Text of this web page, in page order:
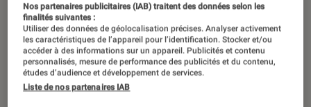
Bose Sleepbuds, une alternative aux
boules Quies
ACTU
Objets connectés • 19 nov. 2018
Nos partenaires publicitaires (IAB) traitent des données selon les
finalités suivantes :
Utiliser des données de géolocalisation précises. Analyser activement
les caractéristiques de l’appareil pour l’identification. Stocker et/ou
accéder à des informations sur un appareil. Publicités et contenu
personnalisés, mesure de performance des publicités et du contenu,
études d’audience et développement de services.
Liste de nos partenaires IAB